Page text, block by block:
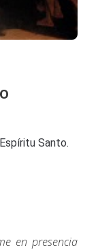
Santo.
en presencia